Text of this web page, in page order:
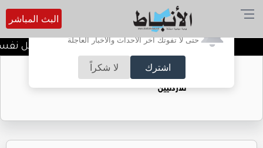
أترغب في تفعيل الإشعارات؟
حتى لا تفوتك آخر الأحداث والأخبار العاجلة
اشترك لا شكراً
البث المباشر
الضحك وقت الأزمات.. خلل نفسي
حقل الريشة حين يتحول الغاز إلى فرص عمل
للأردنيين